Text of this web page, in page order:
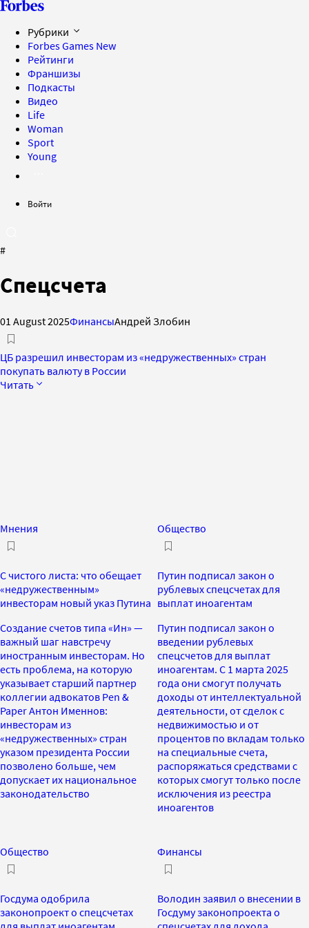
Рубрики
Forbes Games New
Рейтинги
Франшизы
Подкасты
Видео
Life
Woman
Sport
Young
Войти
#
Спецсчета
01 August 2025ФинансыАндрей Злобин
ЦБ разрешил инвесторам из «недружественных» стран
покупать валюту в России
Читать
Мнения
С чистого листа: что обещает
«недружественным»
инвесторам новый указ Путина
Создание счетов типа «Ин» —
важный шаг навстречу
иностранным инвесторам. Но
есть проблема, на которую
указывает старший партнер
коллегии адвокатов Pen &
Paper Антон Именнов:
инвесторам из
«недружественных» стран
указом президента России
позволено больше, чем
допускает их национальное
законодательство
Общество
Путин подписал закон о
рублевых спецсчетах для
выплат иноагентам
Путин подписал закон о
введении рублевых
спецсчетов для выплат
иноагентам. С 1 марта 2025
года они смогут получать
доходы от интеллектуальной
деятельности, от сделок с
недвижимостью и от
процентов по вкладам только
на специальные счета,
распоряжаться средствами с
которых смогут только после
исключения из реестра
иноагентов
Общество
Госдума одобрила
законопроект о спецсчетах
Финансы
Володин заявил о внесении в
Госдуму законопроекта о